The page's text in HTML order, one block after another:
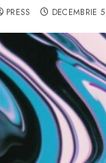
PRESS DECEMBRIE